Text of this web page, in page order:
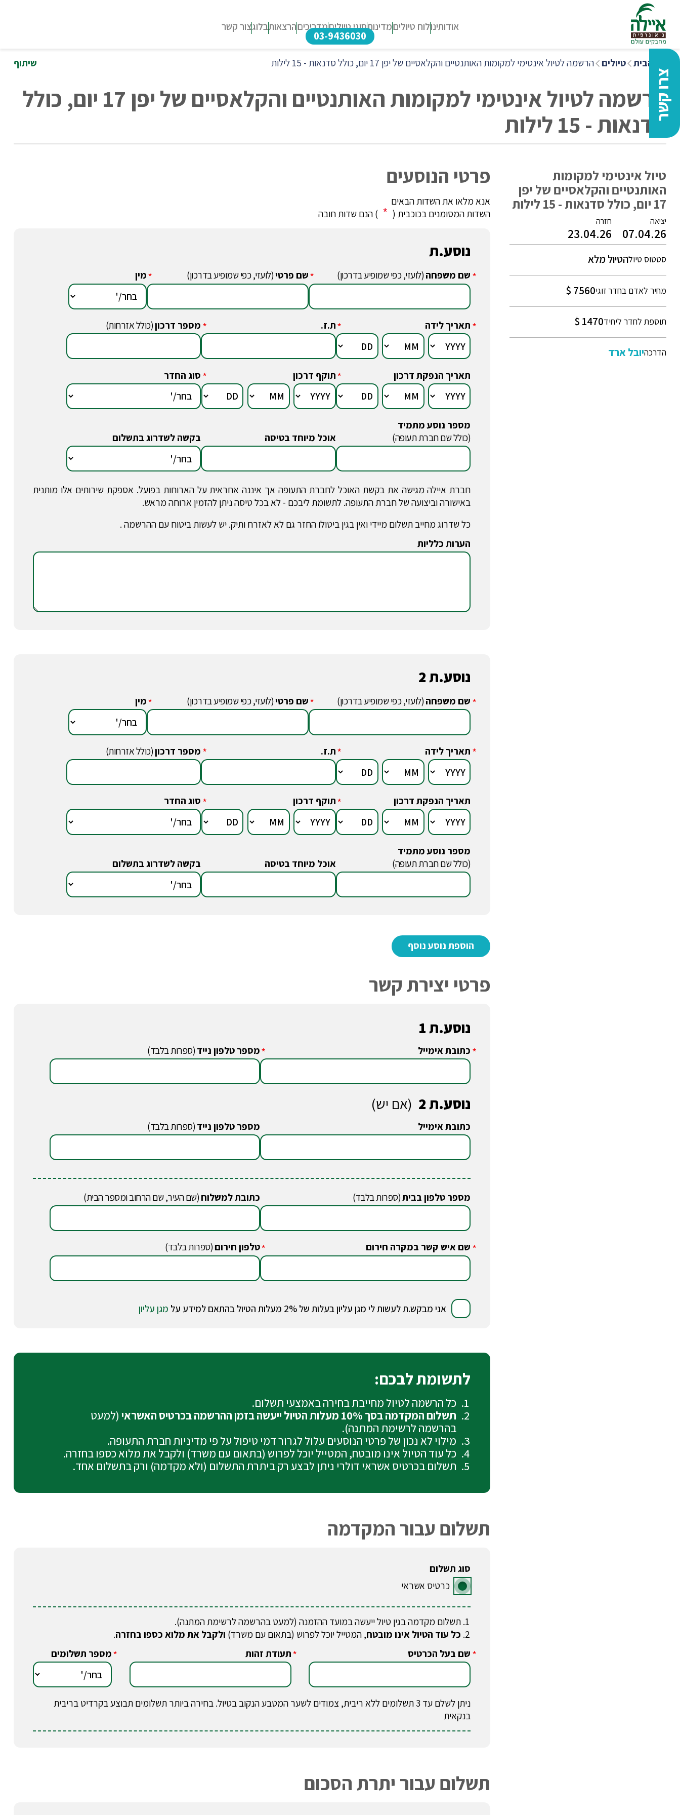
אודותינולוח טיוליםמדינותסוגי טיוליםמדריכיםהרצאותבלוגצור קשר
03-9436030
צרו קשר
דף הבית טיולים הרשמה לטיול אינטימי למקומות האותנטיים והקלאסיים של יפן 17 יום, כולל סדנאות - 15 לילות שיתוף
הרשמה לטיול אינטימי למקומות האותנטיים והקלאסיים של יפן 17 יום, כולל
סדנאות - 15 לילות
טיול אינטימי למקומות
האותנטיים והקלאסיים של יפן
17 יום, כולל סדנאות - 15 לילות
יציאה
07.04.26
חזרה
23.04.26
סטטוס טיולהטיול מלא
מחיר לאדם בחדר זוגי7560 $
תוספת לחדר ליחיד1470 $
הדרכהיובל ארד
פרטי הנוסעים
אנא מלאו את השדות הבאים
השדות המסומנים בכוכבית ( * ) הנם שדות חובה
נוסע.ת
*שם משפחה(לועזי, כפי שמופיע בדרכון) *שם פרטי(לועזי, כפי שמופיע בדרכון) *מין
*תאריך לידה *ת.ז. *מספר דרכון(כולל אזרחות)
תאריך הנפקת דרכון *תוקף דרכון *סוג החדר
מספר נוסע מתמיד
(כולל שם חברת תעופה)
אוכל מיוחד בטיסה בקשה לשדרוג בתשלום
חברת איילה מגישה את בקשת האוכל לחברת התעופה אך איננה אחראית על הארוחות בפועל. אספקת שירותים אלו מותנית
באישורה וביצועה של חברת התעופה. לתשומת ליבכם - לא בכל טיסה ניתן להזמין ארוחה מראש.
כל שדרוג מחייב תשלום מיידי ואין בגין ביטולו החזר גם לא לאזרח ותיק. יש לעשות ביטוח עם ההרשמה .
הערות כלליות
נוסע.ת 2
*שם משפחה(לועזי, כפי שמופיע בדרכון) *שם פרטי(לועזי, כפי שמופיע בדרכון) *מין
*תאריך לידה *ת.ז. *מספר דרכון(כולל אזרחות)
תאריך הנפקת דרכון *תוקף דרכון *סוג החדר
מספר נוסע מתמיד
(כולל שם חברת תעופה)
אוכל מיוחד בטיסה בקשה לשדרוג בתשלום
פרטי יצירת קשר
נוסע.ת 1
*כתובת אימייל *מספר טלפון נייד(ספרות בלבד)
נוסע.ת 2 (אם יש)
כתובת אימייל מספר טלפון נייד(ספרות בלבד)
מספר טלפון בבית(ספרות בלבד) כתובת למשלוח(שם העיר, שם הרחוב ומספר הבית)
*שם איש קשר במקרה חירום *טלפון חירום(ספרות בלבד)
אני מבקש.ת לעשות לי מגן עליון בעלות של 2% מעלות הטיול בהתאם למידע על מגן עליון
לתשומת לבכם:
כל הרשמה לטיול מחייבת בחירה באמצעי תשלום.
תשלום המקדמה בסך 10% מעלות הטיול ייעשה בזמן ההרשמה בכרטיס האשראי
(למעט
בהרשמה לרשימת המתנה).
מילוי לא נכון של פרטי הנוסעים עלול לגרור דמי טיפול על פי מדיניות חברת התעופה.
כל עוד הטיול אינו מובטח, המטייל יוכל לפרוש (בתאום עם משרד) ולקבל את מלוא כספו בחזרה.
תשלום בכרטיס אשראי דולרי ניתן לבצע רק ביתרת התשלום (ולא מקדמה) ורק בתשלום אחד.
תשלום עבור המקדמה
סוג תשלום
כרטיס אשראי
תשלום מקדמה בגין טיול ייעשה במועד ההזמנה (למעט בהרשמה לרשימת המתנה).
כל עוד הטיול אינו מובטח, המטייל יוכל לפרוש (בתאום עם משרד) ולקבל את מלוא כספו בחזרה.
*שם בעל הכרטיס *תעודת זהות *מספר תשלומים
ניתן לשלם עד 3 תשלומים ללא ריבית, צמודים לשער המטבע הנקוב בטיול. בחירה ביותר תשלומים תבוצע בקרדיט בריבית
בנקאית
תשלום עבור יתרת הסכום